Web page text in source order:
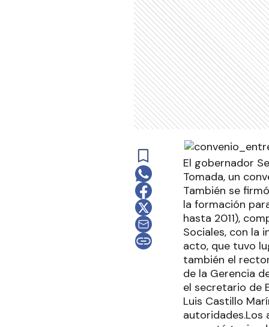
El gobernador
Tomada, un
También se
la formación
hasta 2011),
Sociales, con la
acto, que tuvo
también el
de la Gerencia
el secretario de
Luis Castillo